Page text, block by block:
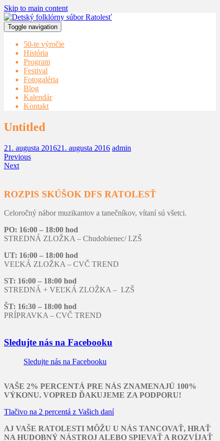
Skip to main content
Toggle navigation
50-te výročie
História
Program
Festival
Fotogaléria
Blog
Kalendár
Kontakt
Untitled
21. augusta 201621. augusta 2016 admin
Previous
Next
ROZPIS SKÚŠOK DFS RATOLESŤ
Celoročný nábor muzikantov a tanečníkov, vítaní sú všetci.
PO: 16:00 – 18:00 hod
STREDNÁ ZLOŽKA – Chudobienec/ I.ZŠ
UT: 16:00 – 18:00 hod
VEĽKÁ ZLOŽKA – CVČ TREND
ST: 16:00 – 18:00 hod
STREDNÁ + VEĽKÁ ZLOŽKA – I.ZŠ
ŠT: 16:30 – 18:00 hod
PRÍPRAVKA – CVČ TREND
Sledujte nás na Facebooku
Sledujte nás na Facebooku
VAŠE 2% PERCENTÁ PRE NÁS ZNAMENAJÚ 100%
VÝKONU. VOPRED ĎAKUJEME ZA PODPORU!
Tlačivo na 2 percentá z Vašich daní
AJ VAŠE RATOLESTI MÔŽU U NÁS TANCOVAŤ, HRAŤ
NA HUDOBNÝ NÁSTROJ ALEBO SPIEVAŤ A ROZVÍJAŤ